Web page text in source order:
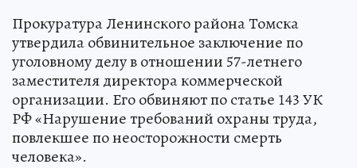
Прокуратура Ленинского района Томска
утвердила обвинительное заключение по
уголовному делу в отношении 57-летнего
заместителя директора коммерческой
организации. Его обвиняют по статье 143 УК
РФ «Нарушение требований охраны труда,
повлекшее по неосторожности смерть
человека».